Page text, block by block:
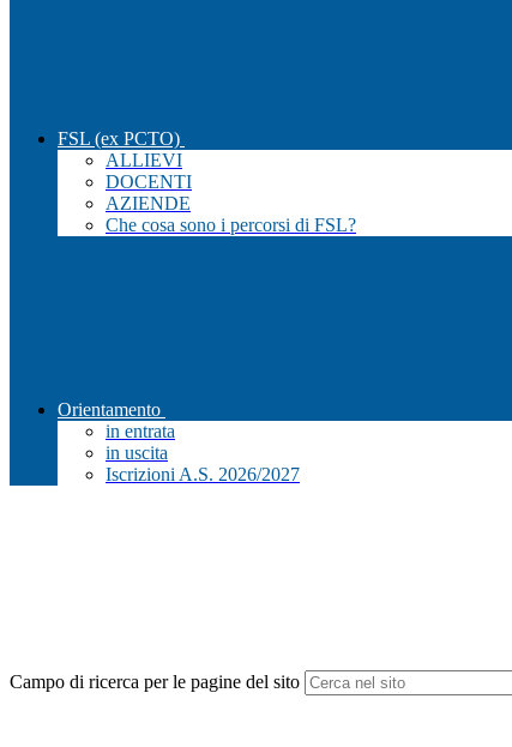
FSL (ex PCTO)
ALLIEVI
DOCENTI
AZIENDE
Che cosa sono i percorsi di FSL?
Orientamento
in entrata
in uscita
Iscrizioni A.S. 2026/2027
Campo di ricerca per le pagine del sito